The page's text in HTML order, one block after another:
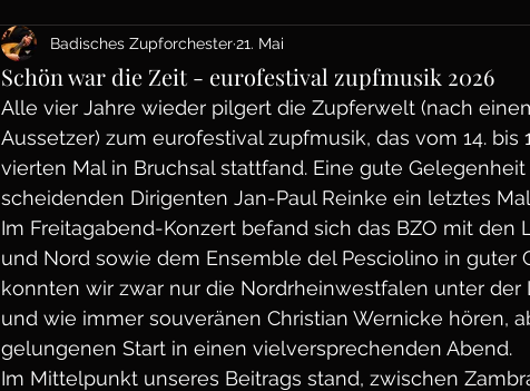
Schön war die Zeit - eurofestival zupfmusik 2026
Badisches Zupforchester21. Mai
Alle vier Jahre wieder pilgert die Zupferwelt (nach
Aussetzer) zum eurofestival zupfmusik, das vom 14. bis
vierten Mal in Bruchsal stattfand. Eine gute
scheidenden Dirigenten Jan-Paul Reinke ein letztes
Im Freitagabend-Konzert befand sich das BZO mit den
und Nord sowie dem Ensemble del Pesciolino in guter
konnten wir zwar nur die Nordrheinwestfalen unter
und wie immer souveränen Christian Wernicke hören,
gelungenen Start in einen vielversprechenden Abend.
Im Mittelpunkt unseres Beitrags stand, zwischen